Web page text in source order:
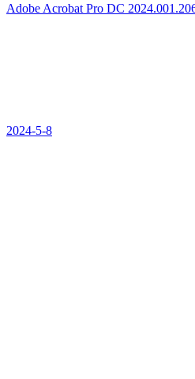
Adobe Acrobat Pro DC
2024-5-8